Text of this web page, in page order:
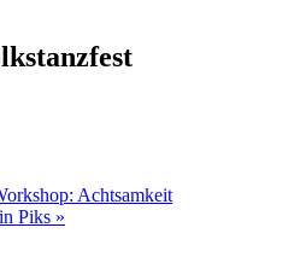
Achtsamkeit
Piks »